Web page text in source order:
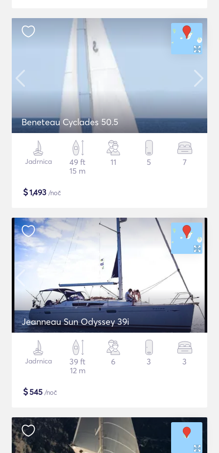
Beneteau Cyclades 50.5
Jadrnica
49 ft
15 m
11 5 7
$1,493 /noč
Jeanneau Sun Odyssey 39i
Jadrnica
39 ft
12 m
6 3 3
$545 /noč